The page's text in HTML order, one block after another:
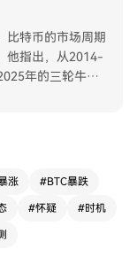
比特币的市场周期
他指出，从2014-
年的三轮牛市
日历框架。然而，
低点的选取，容易
忽略其他会打破
涨 #BTC暴跌
#怀疑 #时机